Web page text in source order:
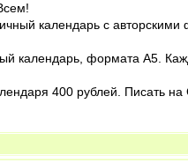
календарь с
календарь, формата А5.
400 рублей. Писать